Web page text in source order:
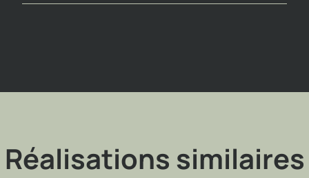
Réalisations similaires